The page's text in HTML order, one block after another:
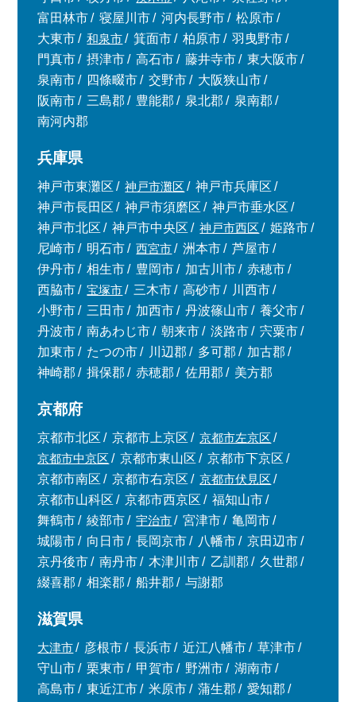
富田林市
寝屋川市 河内長野市
松原市
大東市
和泉市 箕面市 柏原市
羽曳野市
門真市
摂津市 高石市 藤井寺市
東大阪市
泉南市
四條畷市 交野市
大阪狭山市
阪南市
三島郡 豊能郡 泉北郡
泉南郡
南河内郡
兵庫県
神戸市東灘区 神戸市灘区
神戸市兵庫区
神戸市長田区
神戸市須磨区
神戸市垂水区
神戸市北区
神戸市中央区 神戸市西区
姫路市
尼崎市
明石市 西宮市 洲本市
芦屋市
伊丹市
相生市 豊岡市 加古川市
赤穂市
西脇市
宝塚市 三木市 高砂市
川西市
小野市
三田市 加西市 丹波篠山市
養父市
丹波市
南あわじ市 朝来市 淡路市
宍粟市
加東市
たつの市 川辺郡 多可郡
加古郡
神崎郡
揖保郡 赤穂郡 佐用郡 美方郡
京都府
京都市北区 京都市上京区
京都市左京区
京都市中京区
京都市東山区
京都市下京区
京都市南区
京都市右京区
京都市伏見区
京都市山科区
京都市西京区
福知山市
舞鶴市
綾部市 宇治市 宮津市
亀岡市
城陽市
向日市 長岡京市 八幡市
京田辺市
京丹後市
南丹市 木津川市 乙訓郡
久世郡
綴喜郡
相楽郡 船井郡 与謝郡
滋賀県
大津市 彦根市 長浜市 近江八幡市
草津市
守山市
栗東市 甲賀市 野洲市
湖南市
高島市
東近江市 米原市 蒲生郡
愛知郡